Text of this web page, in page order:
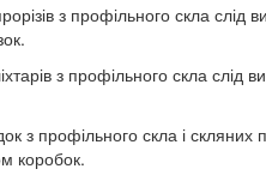
з профільного скла
з профільного скла слід
з профільного скла і скляних
коробок.